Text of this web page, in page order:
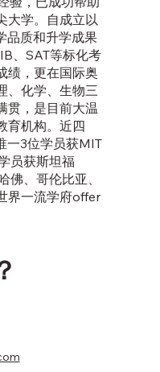
大学。自成立以
品质和升学成果
、SAT等标化考
绩，更在国际奥
、化学、生物三
贯，是目前大温
育机构。近四
一3位学员获MIT
员获斯坦福
佛、哥伦比亚、
界一流学府offer